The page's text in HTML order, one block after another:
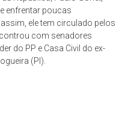
enfrentar poucas
ele tem circulado pelos
com senadores
do PP e Casa Civil do ex-
(PI).